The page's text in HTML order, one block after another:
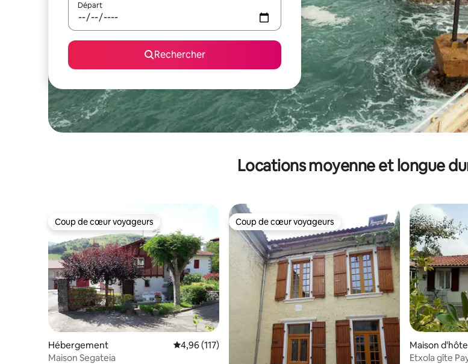
Départ
Rechercher
Locations moyenne et longue
Coup de cœur voyageurs
Coup de cœur voyageurs
Hébergement Évaluation moyenne sur la base de 117 commentaires : 4,96 sur 5
4,96 (117)
Maison Segateia
Coup de cœur voyageurs
Coup de cœur voyageurs
Maison
Etxola gîte